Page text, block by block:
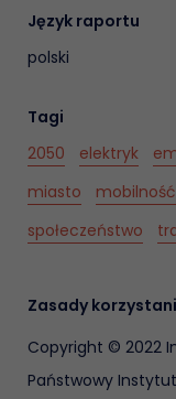
Język raportu
polski
Tagi
2050
elektryk
miasto
mobilność
społeczeństwo
Zasady
Copyright © 2022
Państwowy